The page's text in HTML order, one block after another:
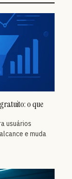
o que
usuários
e muda